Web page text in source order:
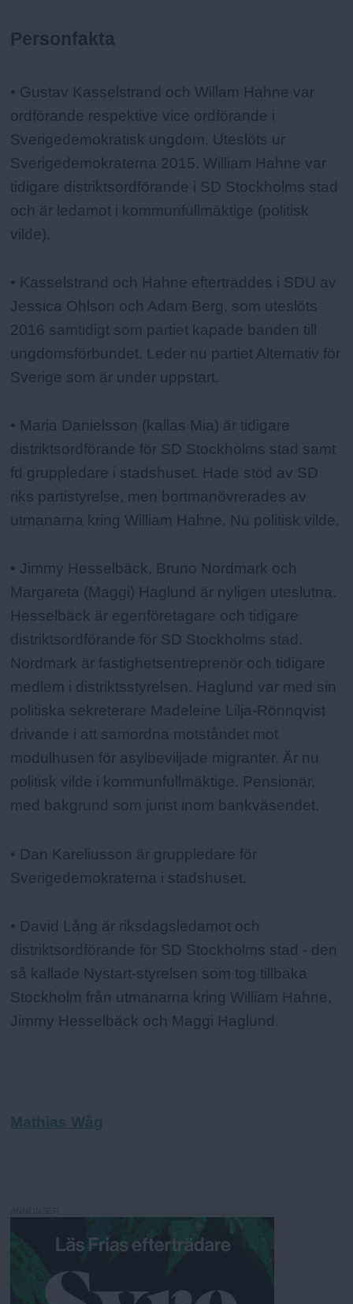
Fakta:
Personfakta
• Gustav Kasselstrand och Willam Hahne var
ordförande respektive vice ordförande i
Sverigedemokratisk ungdom. Uteslöts ur
Sverigedemokraterna 2015. William Hahne var
tidigare distriktsordförande i SD Stockholms stad
och är ledamot i kommunfullmäktige (politisk
vilde).
• Kasselstrand och Hahne efterträddes i SDU av
Jessica Ohlson och Adam Berg, som uteslöts
2016 samtidigt som partiet kapade banden till
ungdomsförbundet. Leder nu partiet Alternativ för
Sverige som är under uppstart.
• Maria Danielsson (kallas Mia) är tidigare
distriktsordförande för SD Stockholms stad samt
fd gruppledare i stadshuset. Hade stöd av SD
riks partistyrelse, men bortmanövrerades av
utmanarna kring William Hahne. Nu politisk vilde.
• Jimmy Hesselbäck, Bruno Nordmark och
Margareta (Maggi) Haglund är nyligen uteslutna.
Hesselbäck är egenföretagare och tidigare
distriktsordförande för SD Stockholms stad.
Nordmark är fastighetsentreprenör och tidigare
medlem i distriktsstyrelsen. Haglund var med sin
politiska sekreterare Madeleine Lilja-Rönnqvist
drivande i att samordna motståndet mot
modulhusen för asylbeviljade migranter. Är nu
politisk vilde i kommunfullmäktige. Pensionär,
med bakgrund som jurist inom bankväsendet.
• Dan Kareliusson är gruppledare för
Sverigedemokraterna i stadshuset.
• David Lång är riksdagsledamot och
distriktsordförande för SD Stockholms stad - den
så kallade Nystart-styrelsen som tog tillbaka
Stockholm från utmanarna kring William Hahne,
Jimmy Hesselbäck och Maggi Haglund.
Mathias Wåg